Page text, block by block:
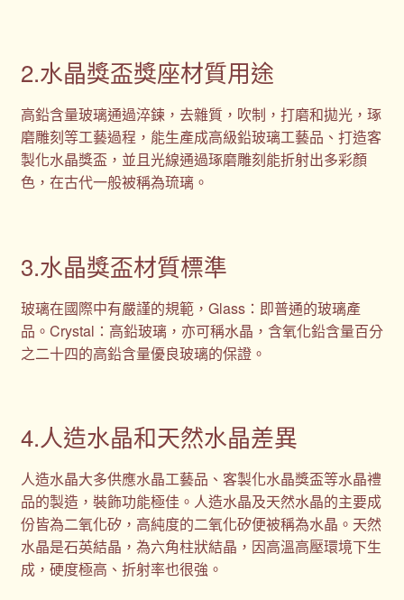
2.水晶獎盃獎座材質用途
高鉛含量玻璃通過淬鍊，去雜質，吹制，打磨和拋光，琢
磨雕刻等工藝過程，能生產成高級鉛玻璃工藝品、打造客
製化水晶獎盃，並且光線通過琢磨雕刻能折射出多彩顏
色，在古代一般被稱為琉璃。
3.水晶獎盃材質標準
玻璃在國際中有嚴謹的規範，Glass：即普通的玻璃產
品。Crystal：高鉛玻璃，亦可稱水晶，含氧化鉛含量百分
之二十四的高鉛含量優良玻璃的保證。
4.人造水晶和天然水晶差異
人造水晶大多供應水晶工藝品、客製化水晶獎盃等水晶禮
品的製造，裝飾功能極佳。人造水晶及天然水晶的主要成
份皆為二氧化矽，高純度的二氧化矽便被稱為水晶。天然
水晶是石英結晶，為六角柱狀結晶，因高溫高壓環境下生
成，硬度極高、折射率也很強。